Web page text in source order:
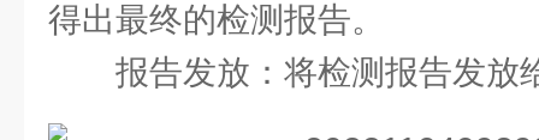
得出最终的检测报告。
报告发放：将检测报告发放